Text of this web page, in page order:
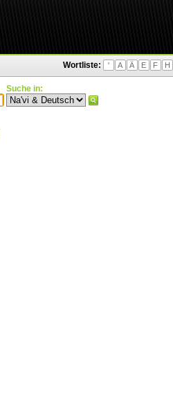
Wortliste: ' A Ä E F H
Suche in: